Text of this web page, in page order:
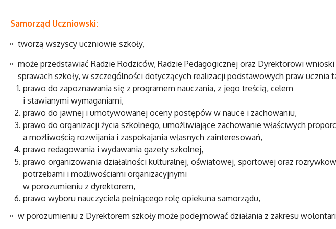
Samorząd Uczniowski:
tworzą wszyscy uczniowie szkoły,
może przedstawiać Radzie Rodziców, Radzie Pedagogicznej oraz Dyrektorowi
sprawach szkoły, w szczególności dotyczących realizacji podstawowych praw ucznia
prawo do zapoznawania się z programem nauczania, z jego treścią, celem
i stawianymi wymaganiami,
prawo do jawnej i umotywowanej oceny postępów w nauce i zachowaniu,
prawo do organizacji życia szkolnego, umożliwiające zachowanie właściwych
a możliwością rozwijania i zaspokajania własnych zainteresowań,
prawo redagowania i wydawania gazety szkolnej,
prawo organizowania działalności kulturalnej, oświatowej, sportowej oraz
potrzebami i możliwościami organizacyjnymi
w porozumieniu z dyrektorem,
prawo wyboru nauczyciela pełniącego rolę opiekuna samorządu,
w porozumieniu z Dyrektorem szkoły może podejmować działania z zakresu